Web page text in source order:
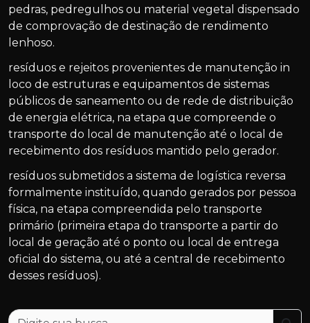
pedras, pedregulhos ou material vegetal dispensado
de comprovação de destinação de rendimento
lenhoso.
resíduos e rejeitos provenientes de manutenção in
loco de estruturas e equipamentos de sistemas
públicos de saneamento ou de rede de distribuição
de energia elétrica, na etapa que compreende o
transporte do local de manutenção até o local de
recebimento dos resíduos mantido pelo gerador.
resíduos submetidos a sistema de logística reversa
formalmente instituído, quando gerados por pessoa
física, na etapa compreendida pelo transporte
primário (primeira etapa do transporte a partir do
local de geração até o ponto ou local de entrega
oficial do sistema, ou até a central de recebimento
desses resíduos).